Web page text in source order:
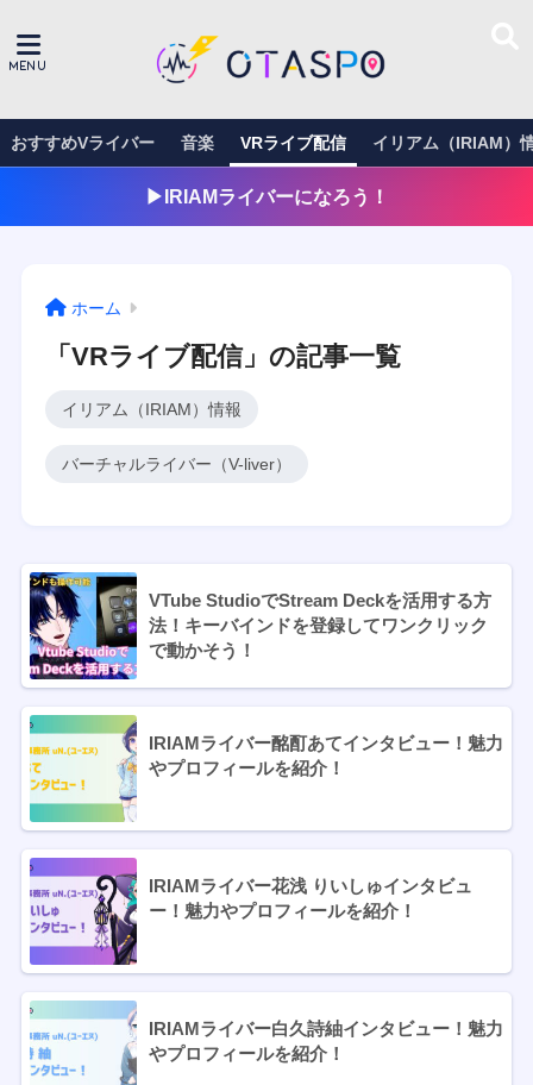
おすすめVライバー 音楽 VRライブ配信 イリアム（IRIAM）
▶︎IRIAMライバーになろう！
ホーム
「VRライブ配信」の記事一覧
イリアム（IRIAM）情報
バーチャルライバー（V-liver）
VTube StudioでStream Deckを活用する方
法！キーバインドを登録してワンクリック
で動かそう！
IRIAMライバー酩酊あてインタビュー！魅力
やプロフィールを紹介！
IRIAMライバー花浅 りいしゅインタビュ
ー！魅力やプロフィールを紹介！
IRIAMライバー白久詩紬インタビュー！魅力
やプロフィールを紹介！